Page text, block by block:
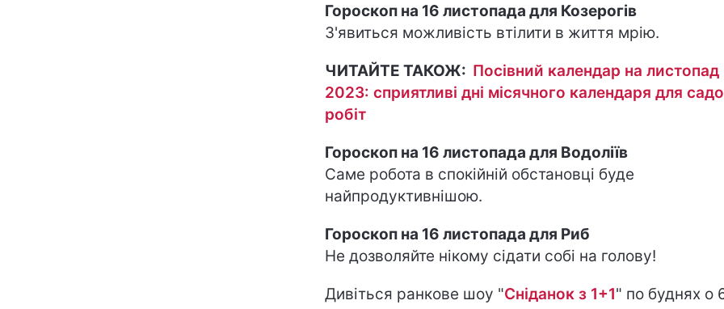
Гороскоп на 16 листопада для Козерогів
З'явиться можливість втілити в життя мрію.
ЧИТАЙТЕ ТАКОЖ: Посівний календар на листопад
2023: сприятливі дні місячного календаря для
робіт
Гороскоп на 16 листопада для Водоліїв
Саме робота в спокійній обстановці буде
найпродуктивнішою.
Гороскоп на 16 листопада для Риб
Не дозволяйте нікому сідати собі на голову!
Дивіться ранкове шоу "Сніданок з 1+1" по буднях о